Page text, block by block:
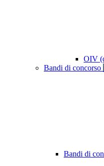
OIV
Bandi di concorso
Bandi di